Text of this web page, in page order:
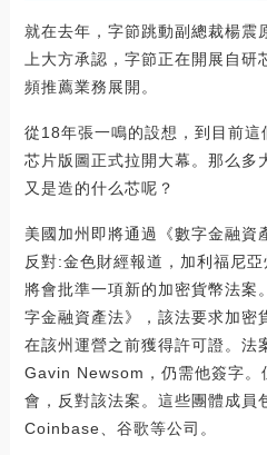
就在去年，字節跳動副總裁楊震
上大方承認，字節正在開展自
頻推薦業務展開。
從18年張一鳴的設想，到目前
芯片版圖正式拉開大幕。那么多
又是造的什么芯呢？
美國加州即將通過《數字金融資
反對:金色財經報道，加利福尼
將會批準一項新的加密貨幣法案
字金融資產法》，該法要求加密
在該州運營之前獲得許可證。法
Gavin Newsom，仍需他簽字。
會，反對該法案。這些團體成員
Coinbase、谷歌等公司。